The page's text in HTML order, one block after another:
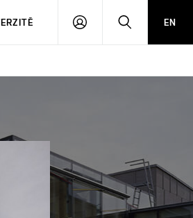
PŘIHLÁSIT HLEDATEN